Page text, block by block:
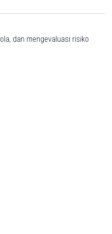
dan mengevaluasi risiko